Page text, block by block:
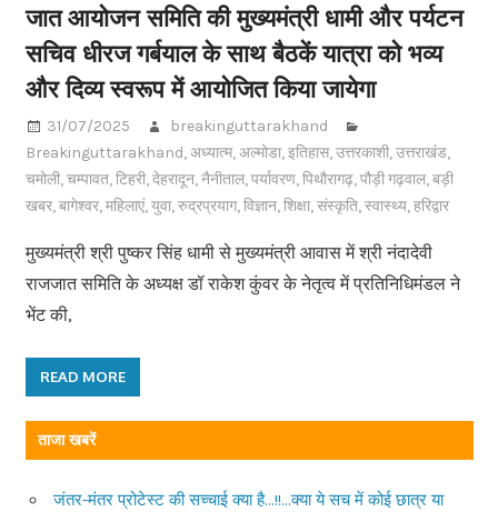
जात आयोजन समिति की मुख्यमंत्री धामी और पर्यटन
सचिव धीरज गर्बयाल के साथ बैठकें यात्रा को भव्य
और दिव्य स्वरूप में आयोजित किया जायेगा
31/07/2025
breakinguttarakhand
Breakinguttarakhand,अध्यात्म,अल्मोडा,इतिहास,उत्तरकाशी,उत्तराखंड,
चमोली,चम्पावत,टिहरी,देहरादून,नैनीताल,पर्यावरण,पिथौरागढ़,पौड़ी गढ़वाल,बड़ी
खबर,बागेश्वर,महिलाएं,युवा,रुद्रप्रयाग,विज्ञान,शिक्षा,संस्कृति,स्वास्थ्य,हरिद्वार
मुख्यमंत्री श्री पुष्कर सिंह धामी से मुख्यमंत्री आवास में श्री नंदादेवी
राजजात समिति के अध्यक्ष डॉ राकेश कुंवर के नेतृत्व में प्रतिनिधिमंडल ने
भेंट की,
READ MORE
ताजा खबरें
जंतर-मंतर प्रोटेस्ट की सच्चाई क्या है…!!…क्या ये सच में कोई छात्र या